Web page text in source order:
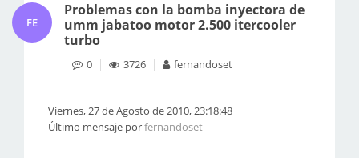
FE
Problemas con la bomba inyectora de
umm jabatoo motor 2.500 itercooler
turbo
0 3726 fernandoset
Viernes, 27 de Agosto de 2010, 23:18:48
Último mensaje porfernandoset